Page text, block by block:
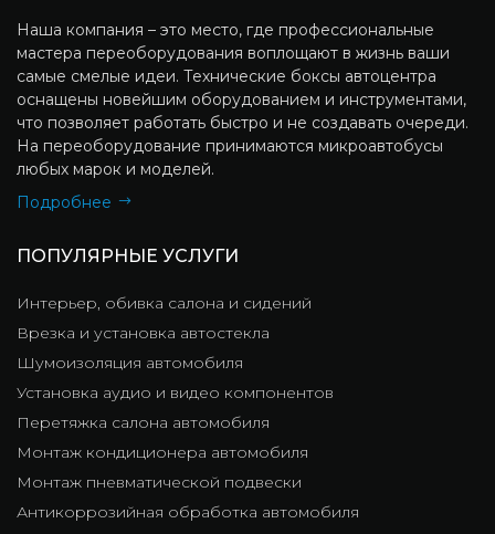
Наша компания – это место, где профессиональные
мастера переоборудования воплощают в жизнь ваши
самые смелые идеи. Технические боксы автоцентра
оснащены новейшим оборудованием и инструментами,
что позволяет работать быстро и не создавать очереди.
На переоборудование принимаются микроавтобусы
любых марок и моделей.
Подробнее
ПОПУЛЯРНЫЕ УСЛУГИ
Интерьер, обивка салона и сидений
Врезка и установка автостекла
Шумоизоляция автомобиля
Установка аудио и видео компонентов
Перетяжка салона автомобиля
Монтаж кондиционера автомобиля
Монтаж пневматической подвески
Антикоррозийная обработка автомобиля